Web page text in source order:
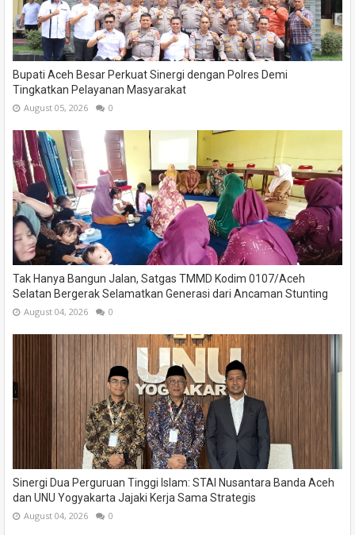
Bupati Aceh Besar Perkuat Sinergi dengan Polres Demi
Tingkatkan Pelayanan Masyarakat
August 05, 2026 0
Tak Hanya Bangun Jalan, Satgas TMMD Kodim 0107/Aceh
Selatan Bergerak Selamatkan Generasi dari Ancaman Stunting
August 04, 2026 0
Sinergi Dua Perguruan Tinggi Islam: STAI Nusantara Banda Aceh
dan UNU Yogyakarta Jajaki Kerja Sama Strategis
August 04, 2026 0